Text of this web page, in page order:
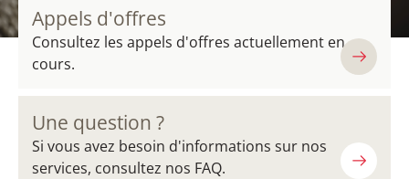
Appels d'offres
Consultez les appels d'offres actuellement en
cours.
Une question ?
Si vous avez besoin d'informations sur nos
services, consultez nos FAQ.